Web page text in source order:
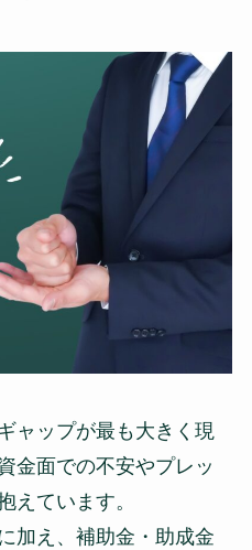
ャップが最も大きく現
金面での不安やプレッ
えています。
加え、補助金・助成金